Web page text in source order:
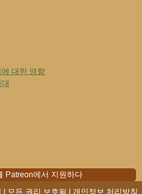
대한 영향
Patreon에서 지원하다
모든 권리 보호됨 | 개인정보 처리방침